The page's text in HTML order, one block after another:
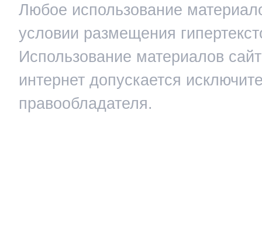
Любое использование
условии размещения
Использование материалов
интернет допускается
правообладателя.